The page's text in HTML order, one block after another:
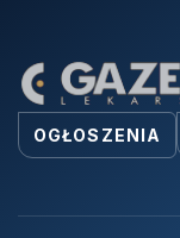
OGŁOSZENIA